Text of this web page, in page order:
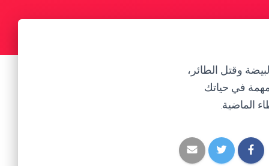
وقتل الطائر،
في حياتك
الماضية.